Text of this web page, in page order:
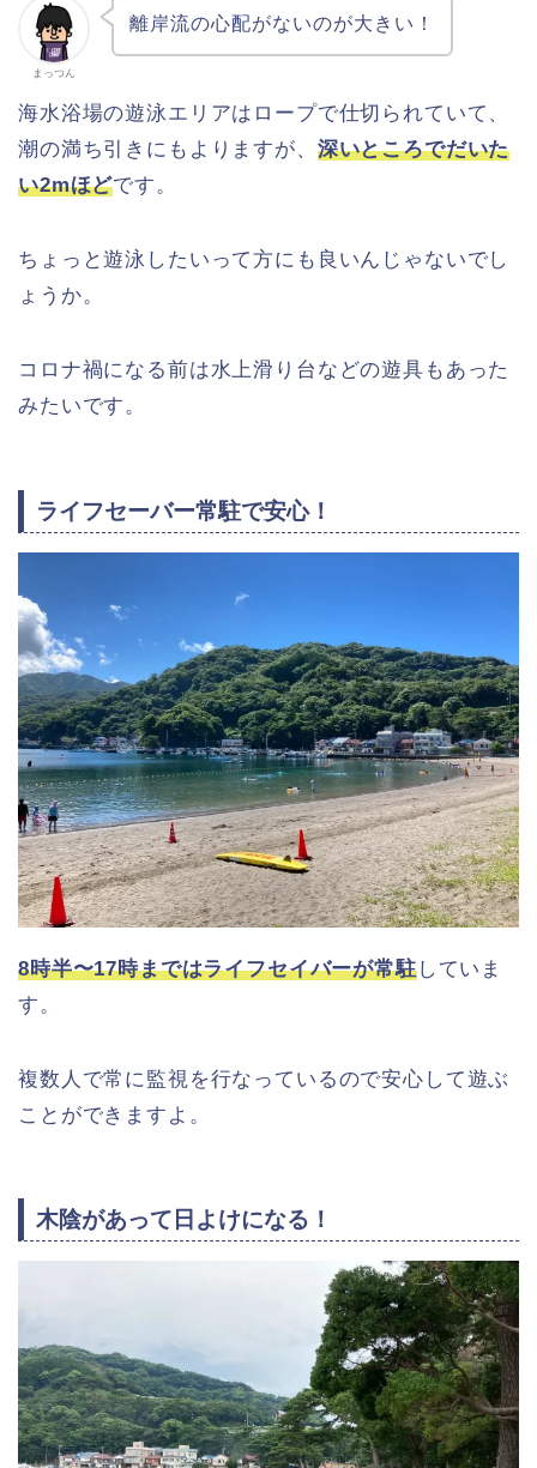
まっつん
離岸流の心配がないのが大きい！
海水浴場の遊泳エリアはロープで仕切られていて、
潮の満ち引きにもよりますが、 深いところでだいた
い2mほどです。
ちょっと遊泳したいって方にも良いんじゃないでし
ょうか。
コロナ禍になる前は水上滑り台などの遊具もあった
みたいです。
ライフセーバー常駐で安心！
8時半〜17時まではライフセイバーが常駐していま
す。
複数人で常に監視を行なっているので安心して遊ぶ
ことができますよ。
木陰があって日よけになる！